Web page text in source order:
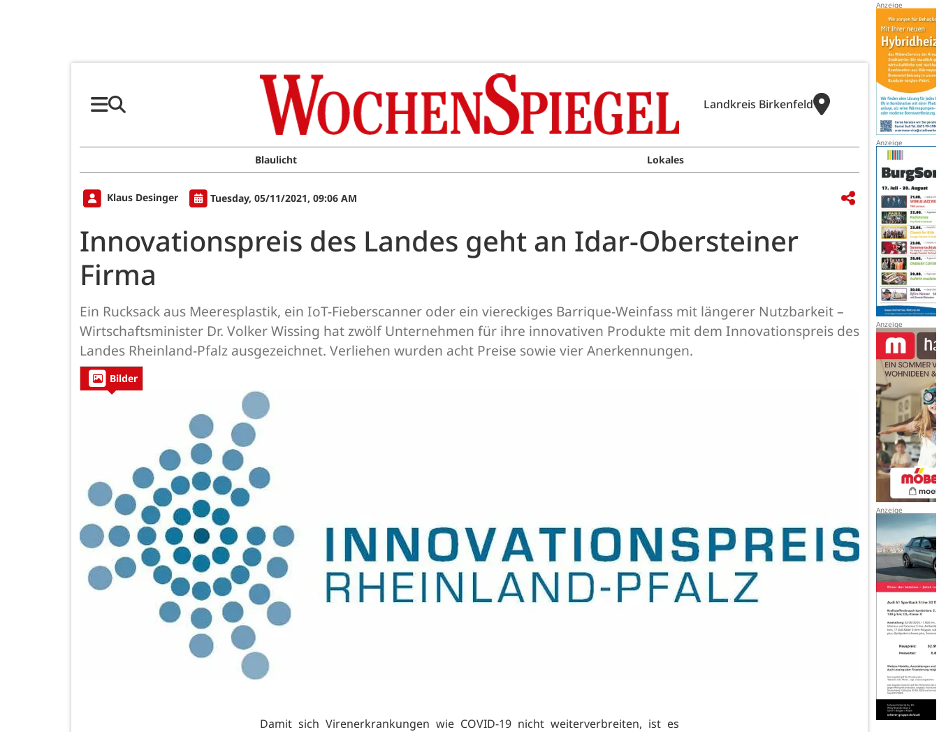
Landkreis Birkenfeld
Blaulicht Lokales
Klaus Desinger Tuesday, 05/11/2021, 09:06 AM
Innovationspreis des Landes geht an Idar-Obersteiner
Firma
Ein Rucksack aus Meeresplastik, ein IoT-Fieberscanner oder ein viereckiges Barrique-Weinfass mit längerer Nutzbarkeit –
Wirtschaftsminister Dr. Volker Wissing hat zwölf Unternehmen für ihre innovativen Produkte mit dem Innovationspreis des
Landes Rheinland-Pfalz ausgezeichnet. Verliehen wurden acht Preise sowie vier Anerkennungen.
Bilder
Damit sich Virenerkrankungen wie COVID-19 nicht weiterverbreiten, ist es